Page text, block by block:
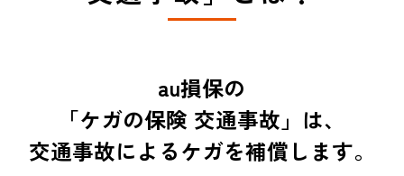
au損保の
「ケガの保険 交通事故」は、
交通事故によるケガを補償します。